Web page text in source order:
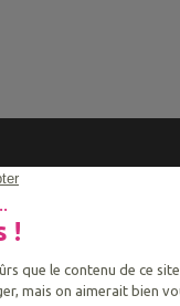
- BP 25
Sous Salève CEDEX